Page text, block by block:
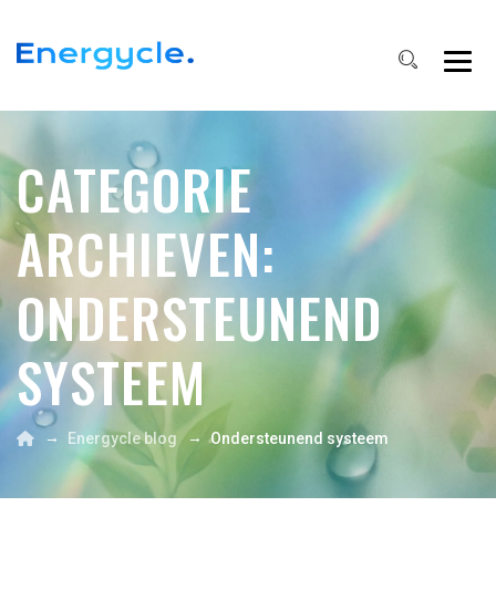
CATEGORIE
ARCHIEVEN:
ONDERSTEUNEND
SYSTEEM
→ Energycle blog →Ondersteunend systeem